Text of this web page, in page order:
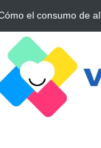
Esencial